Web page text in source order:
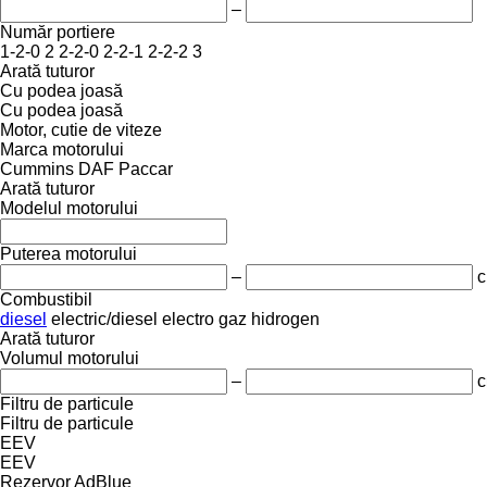
–
Număr portiere
1-2-0 2 2-2-0 2-2-1 2-2-2 3
Arată tuturor
Cu podea joasă
Cu podea joasă
Motor, cutie de viteze
Marca motorului
Cummins DAF Paccar
Arată tuturor
Modelul motorului
Puterea motorului
–
Combustibil
diesel electric/diesel electro gaz hidrogen
Arată tuturor
Volumul motorului
–
Filtru de particule
Filtru de particule
EEV
EEV
Rezervor AdBlue